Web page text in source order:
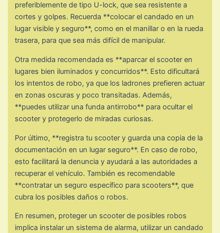
preferiblemente de tipo U-lock, que sea resistente a
cortes y golpes. Recuerda **colocar el candado en un
lugar visible y seguro**, como en el manillar o en la rueda
trasera, para que sea más difícil de manipular.
Otra medida recomendada es **aparcar el scooter en
lugares bien iluminados y concurridos**. Esto dificultará
los intentos de robo, ya que los ladrones prefieren actuar
en zonas oscuras y poco transitadas. Además,
**puedes utilizar una funda antirrobo** para ocultar el
scooter y protegerlo de miradas curiosas.
Por último, **registra tu scooter y guarda una copia de la
documentación en un lugar seguro**. En caso de robo,
esto facilitará la denuncia y ayudará a las autoridades a
recuperar el vehículo. También es recomendable
**contratar un seguro específico para scooters**, que
cubra los posibles daños o robos.
En resumen, proteger un scooter de posibles robos
implica instalar un sistema de alarma, utilizar un candado